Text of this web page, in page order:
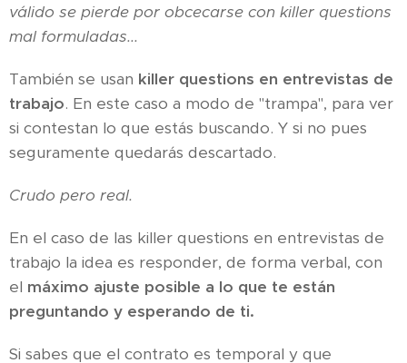
válido se pierde por obcecarse con killer questions
mal formuladas...
También se usan killer questions en entrevistas de
trabajo. En este caso a modo de "trampa", para ver
si contestan lo que estás buscando. Y si no pues
seguramente quedarás descartado.
Crudo pero real.
En el caso de las killer questions en entrevistas de
trabajo la idea es responder, de forma verbal, con
el máximo ajuste posible a lo que te están
preguntando y esperando de ti.
Si sabes que el contrato es temporal y que